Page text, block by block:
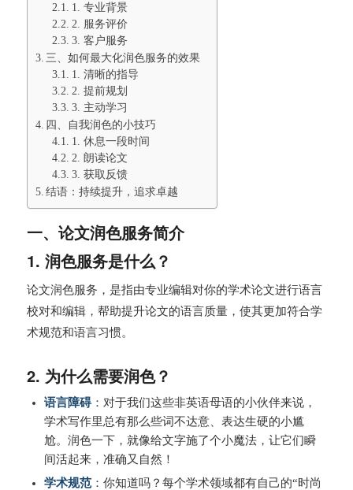
1. 专业背景
2. 服务评价
3. 客户服务
三、如何最大化润色服务的效果
1. 清晰的指导
2. 提前规划
3. 主动学习
四、自我润色的小技巧
1. 休息一段时间
2. 朗读论文
3. 获取反馈
结语：持续提升，追求卓越
一、论文润色服务简介
1. 润色服务是什么？
论文润色服务，是指由专业编辑对你的学术论文进行语言
校对和编辑，帮助提升论文的语言质量，使其更加符合学
术规范和语言习惯。
2. 为什么需要润色？
语言障碍：对于我们这些非英语母语的小伙伴来说，
学术写作里总有那么些词不达意、表达生硬的小尴
尬。润色一下，就像给文字施了个小魔法，让它们瞬
间活起来，准确又自然！
学术规范：你知道吗？每个学术领域都有自己的“时尚